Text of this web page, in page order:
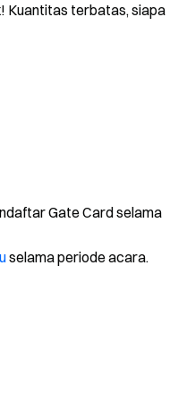
Kuantitas terbatas, siapa
Gate Card selama
selama periode acara.